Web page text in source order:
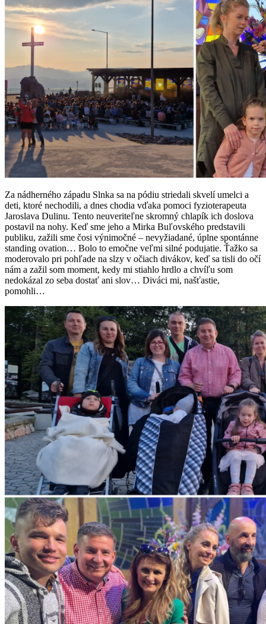
Za nádherného západu Slnka sa na pódiu striedali skvelí umelci a
deti, ktoré nechodili, a dnes chodia vďaka pomoci fyzioterapeuta
Jaroslava Dulinu. Tento neuveriteľne skromný chlapík ich doslova
postavil na nohy. Keď sme jeho a Mirka Buľovského predstavili
publiku, zažili sme čosi výnimočné – nevyžiadané, úplne spontánne
standing ovation… Bolo to emočne veľmi silné podujatie. Ťažko sa
moderovalo pri pohľade na slzy v očiach divákov, keď sa tisli do očí
nám a zažil som moment, kedy mi stiahlo hrdlo a chvíľu som
nedokázal zo seba dostať ani slov… Diváci mi, našťastie,
pomohli…